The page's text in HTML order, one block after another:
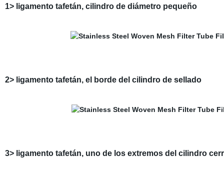
1> ligamento tafetán, cilindro de diámetro pequeño
2> ligamento tafetán, el borde del cilindro de sellado
3> ligamento tafetán, uno de los extremos del cilindro